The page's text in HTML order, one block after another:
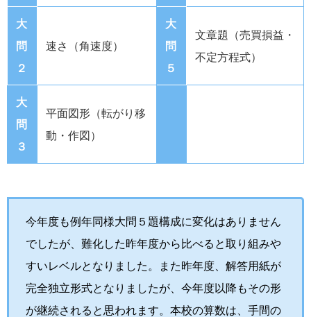
大
問
２
速さ（角速度）
大
問
５
文章題（売買損益・
不定方程式）
大
問
３
平面図形（転がり移
動・作図）
今年度も例年同様大問５題構成に変化はありません
でしたが、難化した昨年度から比べると取り組みや
すいレベルとなりました。また昨年度、解答用紙が
完全独立形式となりましたが、今年度以降もその形
が継続されると思われます。本校の算数は、手間の